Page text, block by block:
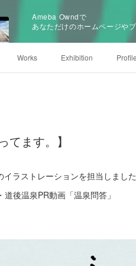
Ameba Owndで
あなただけのホームページや
Works Exhibition Profile
てます。】
ラストレーションを担当しました
後温泉PR動画「温泉問答」